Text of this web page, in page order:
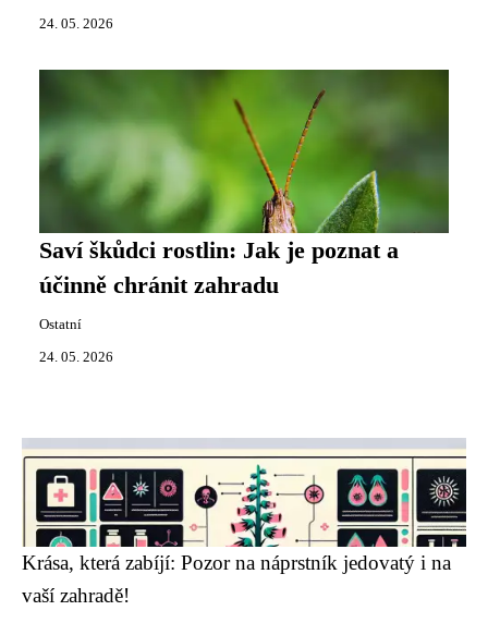
24. 05. 2026
Saví škůdci rostlin: Jak je poznat a
účinně chránit zahradu
Ostatní
24. 05. 2026
Krása, která zabíjí: Pozor na náprstník jedovatý i na
vaší zahradě!